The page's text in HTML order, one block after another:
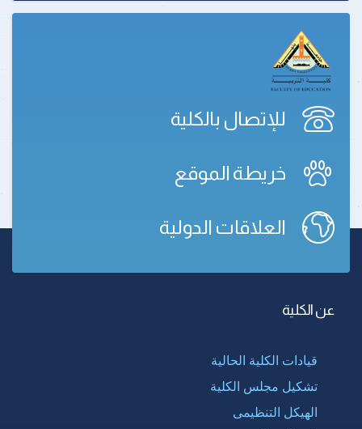
للإتصال بالكلية
خريطة الموقع
العلاقات الدولية
عن الكلية
قيادات الكلية الحالية
تشكيل مجلس الكلية
الهيكل التنظيمى